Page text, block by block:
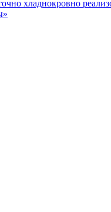
хладнокровно